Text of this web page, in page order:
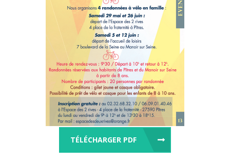
TÉLÉCHARGER PDF